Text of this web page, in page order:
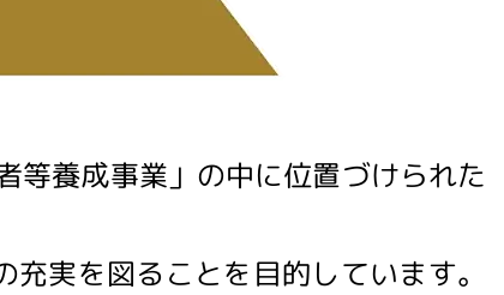
養成事業」の中に位置づけられた
実を図ることを目的しています。